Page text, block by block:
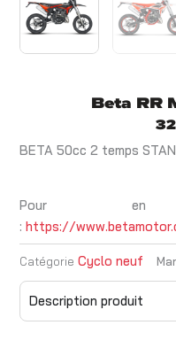
Beta RR
BETA 50cc 2 temps
Pour en
:https://
Catégorie Cyclo neuf
Description produit